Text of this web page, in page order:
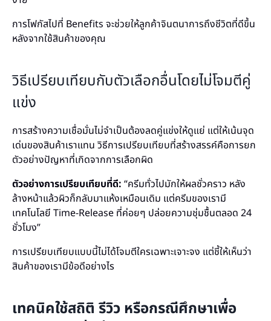
การโฟกัสไปที่ Benefits จะช่วยให้ลูกค้าจินตนาการถึงชีวิตที่ดีขึ้น
หลังจากใช้สินค้าของคุณ
วิธีเปรียบเทียบกับตัวเลือกอื่นโดยไม่โจมตีคู่
แข่ง
การสร้างความเชื่อมั่นไม่จำเป็นต้องลดคู่แข่งให้ดูแย่ แต่ให้เน้นจุด
เด่นของสินค้าเราแทน วิธีการเปรียบเทียบที่สร้างสรรค์คือการยก
ตัวอย่างปัญหาที่เกิดจากการเลือกผิด
ตัวอย่างการเปรียบเทียบที่ดี: “ครีมทั่วไปมักให้ผลชั่วคราว หลัง
ล้างหน้าแล้วผิวก็กลับมาแห้งเหมือนเดิม แต่ครีมของเรามี
เทคโนโลยี Time-Release ที่ค่อยๆ ปล่อยความชุ่มชื้นตลอด 24
ชั่วโมง”
การเปรียบเทียบแบบนี้ไม่ได้โจมตีใครเฉพาะเจาะจง แต่ชี้ให้เห็นว่า
สินค้าของเรามีข้อดีอย่างไร
เทคนิคใช้สถิติ รีวิว หรือกรณีศึกษาเพื่อ